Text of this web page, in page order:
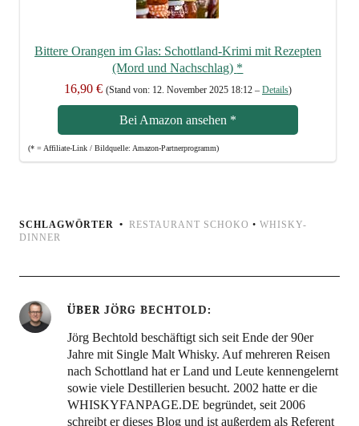
Bit­te­re Oran­gen im Glas: Schott­land-Kri­mi mit Rezep­ten
(Mord und Nach­schlag) *
16,90 € (Stand von: 12. Novem­ber 2025 18:12 – Details)
Bei Ama­zon anse­hen *
(* = Affi­lia­te-Link / Bild­quel­le: Amazon-Partnerprogramm)
SCHLAGWÖRTER RESTAURANT SCHOKO • WHISKY-
DINNER
ÜBER JÖRG BECHTOLD
Jörg Bechtold beschäftigt sich seit Ende der 90er
Jahre mit Single Malt Whisky. Auf mehreren Reisen
nach Schottland hat er Land und Leute kennengelernt
sowie viele Destillerien besucht. 2002 hatte er die
WHISKYFANPAGE.DE begründet, seit 2006
schreibt er dieses Blog und ist außerdem als Referent